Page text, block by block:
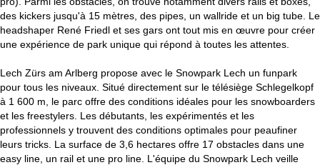
des kickers jusqu'à 15 mètres, des pipes, un wallride et un big tube. Le
headshaper René Friedl et ses gars ont tout mis en œuvre pour créer
une expérience de park unique qui répond à toutes les attentes.
Lech Zürs am Arlberg propose avec le Snowpark Lech un funpark
pour tous les niveaux. Situé directement sur le télésiège Schlegelkopf
à 1 600 m, le parc offre des conditions idéales pour les snowboarders
et les freestylers. Les débutants, les expérimentés et les
professionnels y trouvent des conditions optimales pour peaufiner
leurs tricks. La surface de 3,6 hectares offre 17 obstacles dans une
easy line, un rail et une pro line. L'équipe du Snowpark Lech veille